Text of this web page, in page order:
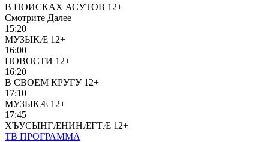
В ПОИСКАХ АСУТОВ 12+
Смотрите Далее
15:20
МУЗЫКÆ 12+
16:00
НОВОСТИ 12+
16:20
В СВОЕМ КРУГУ 12+
17:10
МУЗЫКÆ 12+
17:45
ХЪУСЫНГӔНИНÆГТӔ 12+
ТВ ПРОГРАММА